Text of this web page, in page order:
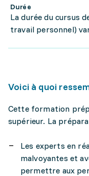
Durée
La durée du cursus
travail personnel)
Voici à quoi
Cette formation
supérieur. La
Les experts en
malvoyantes et
permettre aux